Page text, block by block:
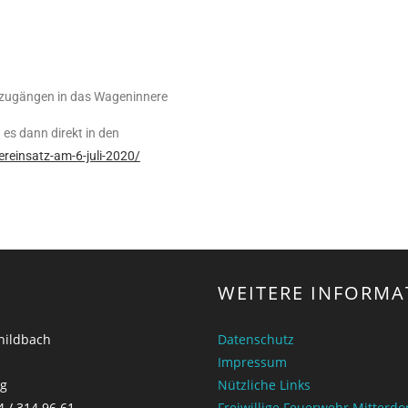
in das Wageninnere
dann direkt in den
am-6-juli-2020/
WEITERE
Datenschutz
Impressum
Nützliche Links